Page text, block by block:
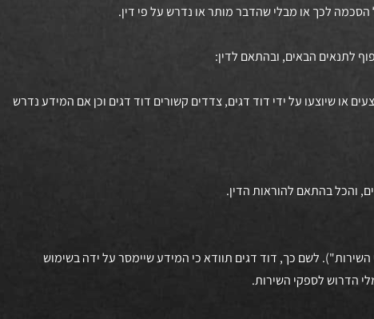
או שיוצעו על ידי דוד דגים, צדדים קשורים דוד דגים וכן אם המידע נדרש
השירות"). לשם כך, דוד דגים תוודא כי המידע שיימסר על ידה בשימוש
הדרוש לספקי השירות.